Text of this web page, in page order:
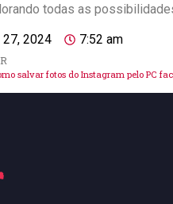
todas as
2024 7:52 am
salvar fotos do Instagram pelo PC